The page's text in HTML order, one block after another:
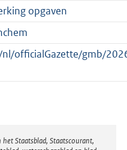
opgaven
officialGazette/gmb/
Staatsblad, Staatscourant,